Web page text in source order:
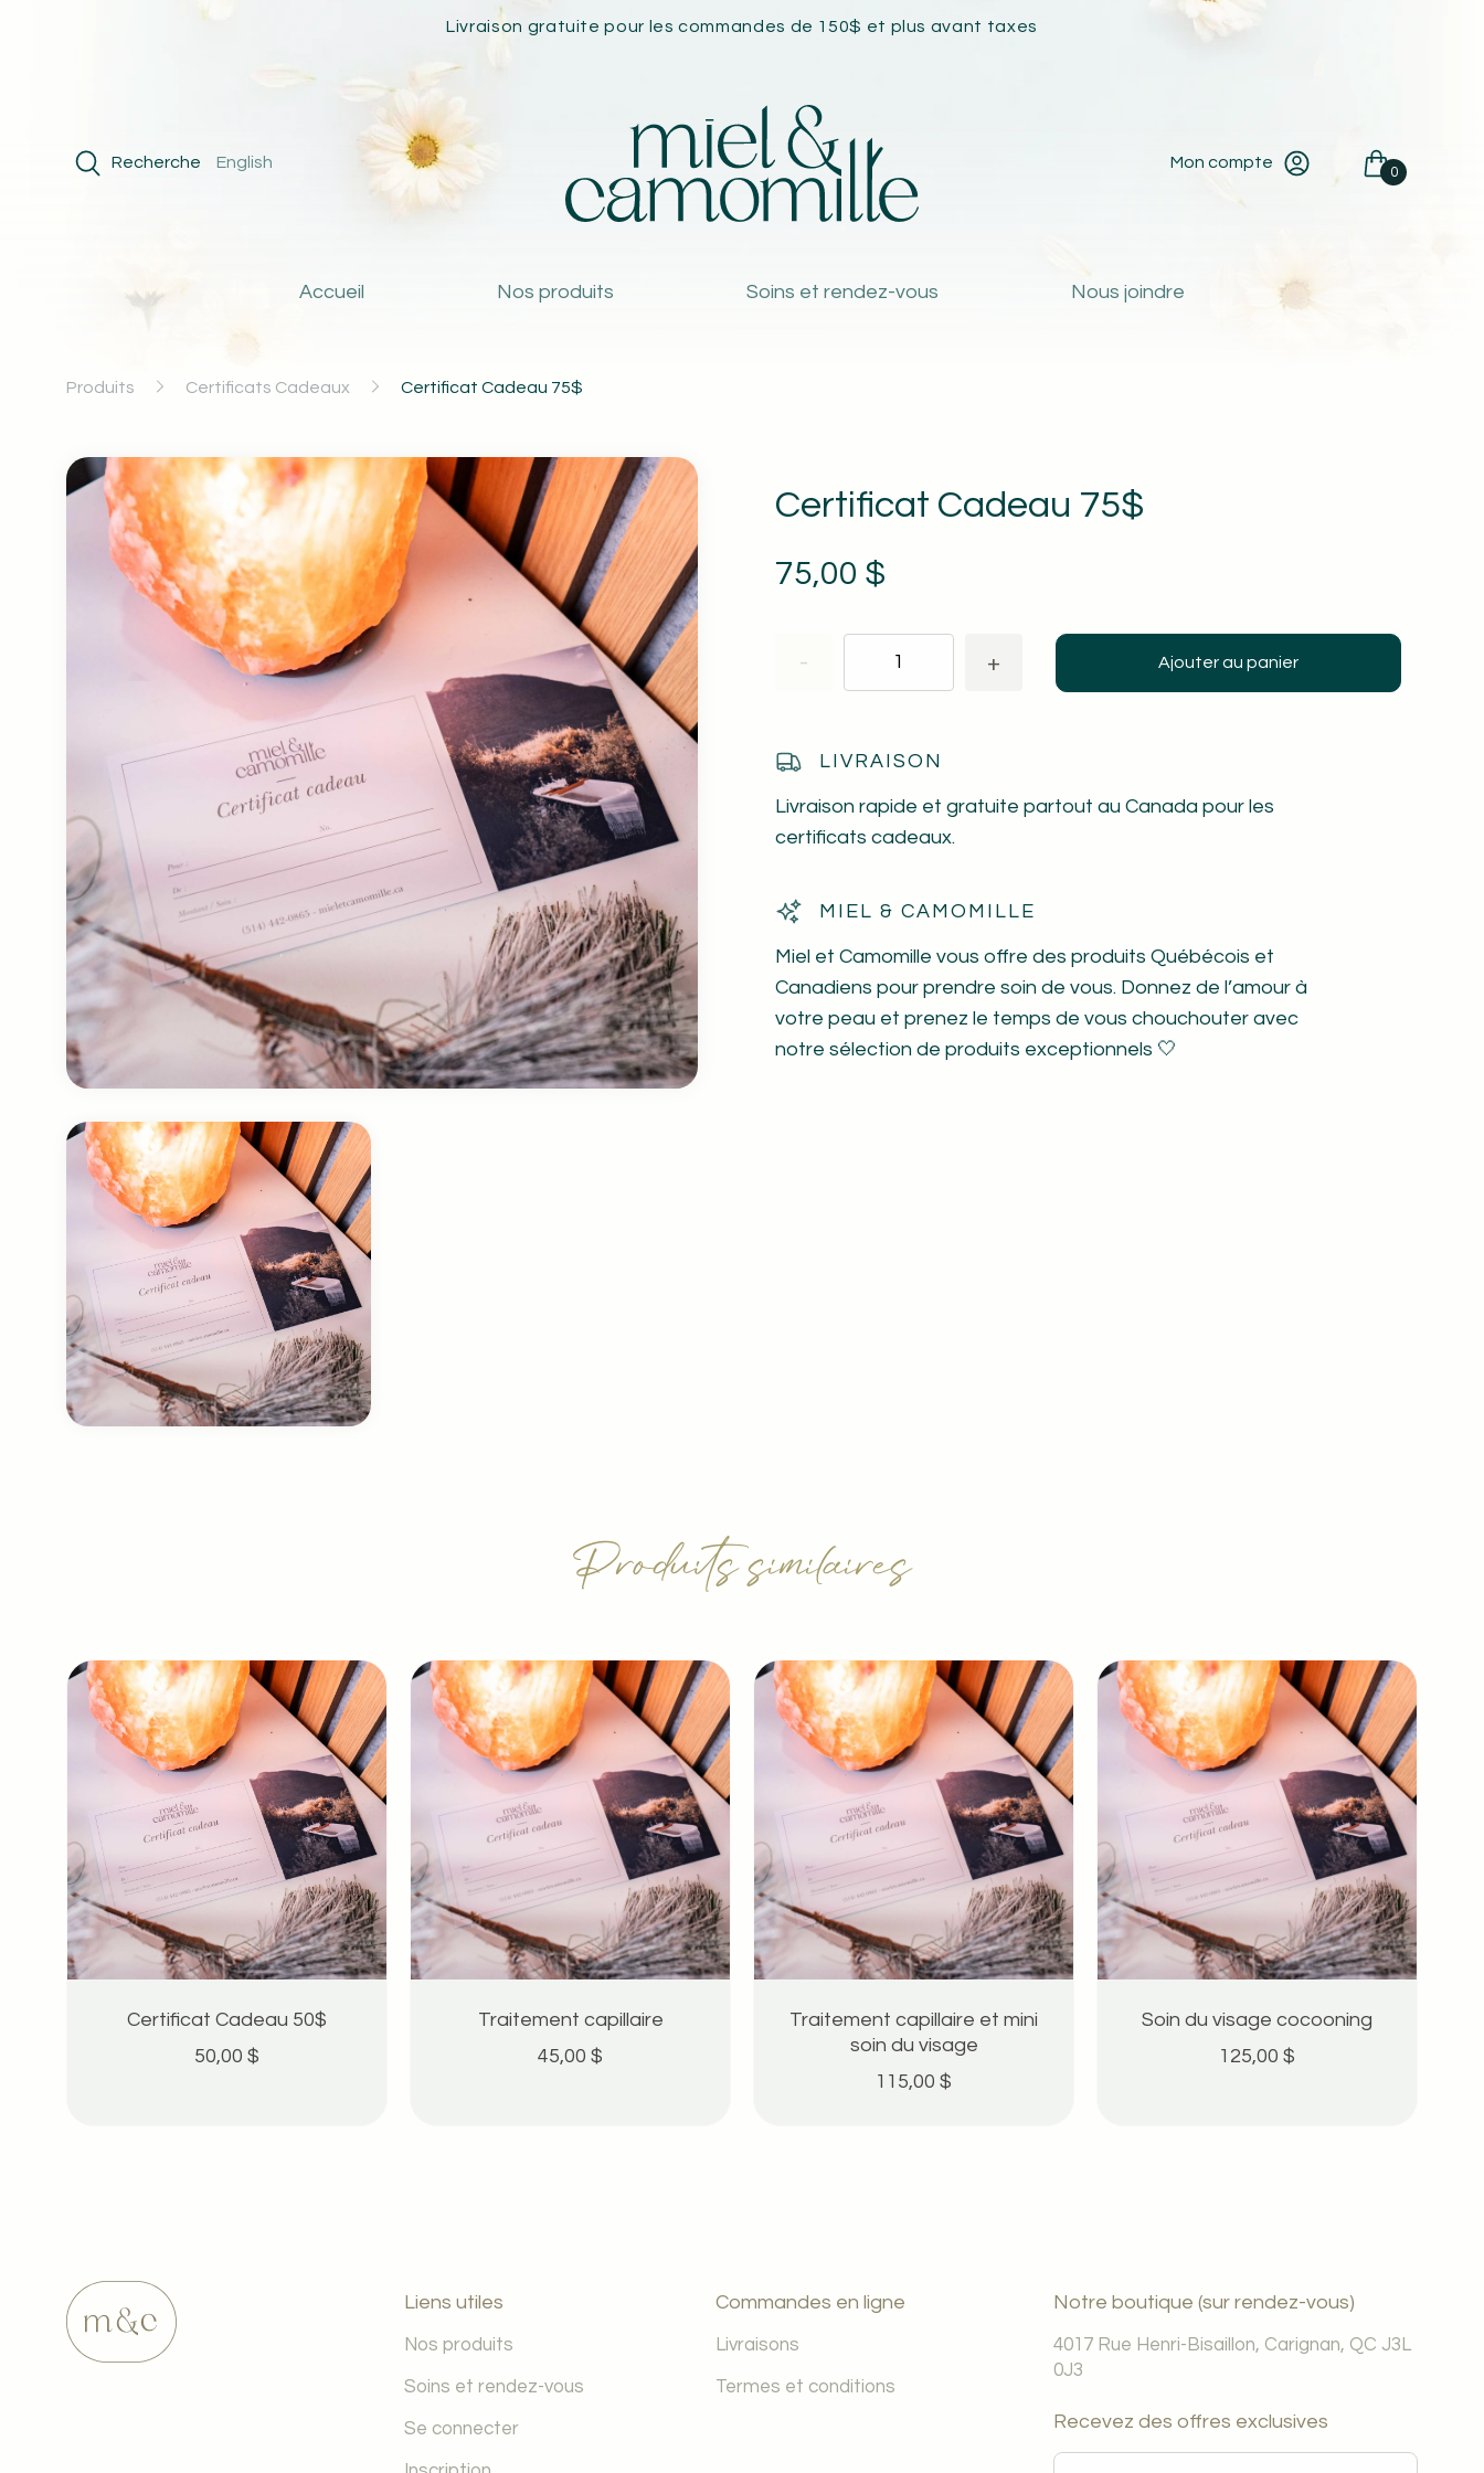
Livraison gratuite pour lescommandes de 150$ et plus avant taxes
Recherche English Mon compte
0
Accueil Nos produits Soins et rendez-vous Nous joindre
Produits Certificats Cadeaux Certificat Cadeau 75$
Certificat Cadeau 75$
75,00 $
- + Ajouter au panier
LIVRAISON
Livraison rapide et gratuite partout au Canada pour les
certificats cadeaux.
MIEL & CAMOMILLE
Miel et Camomille vous offre des produits Québécois et
Canadiens pour prendre soin de vous. Donnez de l’amour à
votre peau et prenez le temps de vous chouchouter avec
notre sélection de produits exceptionnels 🤍
Produits similaires
Certificat Cadeau 50$
50,00 $
Traitement capillaire
45,00 $
Traitement capillaire et mini
soin du visage
115,00 $
Soin du visage cocooning
125,00 $
Liens utiles
Nos produits
Soins et rendez-vous
Se connecter
Commandes en ligne
Livraisons
Termes et conditions
Notre boutique (sur rendez-vous)
4017 Rue Henri-Bisaillon, Carignan, QC J3L
0J3
Recevez des offres exclusives